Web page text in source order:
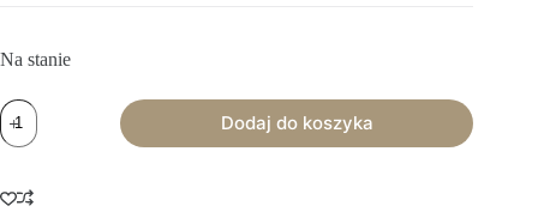
Na stanie
ilość
Foamboard
5
Dodaj do koszyka